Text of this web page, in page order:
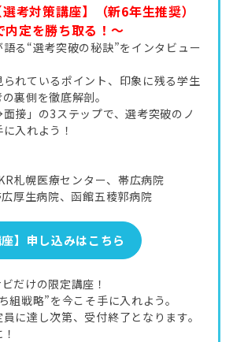
対策講座】（新6年生推奨）
定を勝ち取る！～
る“選考突破の秘訣”をインタビュー
れているポイント、印象に残る学生
裏側を徹底解剖。
接」の3ステップで、選考突破のノ
入れよう！
札幌医療センター、帯広病院
厚生病院、函館五稜郭病院
座】申し込みはこちら
だけの限定講座！
組戦略”を今こそ手に入れよう。
に達し次第、受付終了となります。